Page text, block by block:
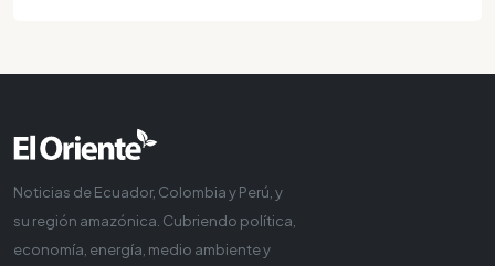
Noticias de Ecuador, Colombia y Perú, y
su región amazónica. Cubriendo política,
economía, energía, medio ambiente y